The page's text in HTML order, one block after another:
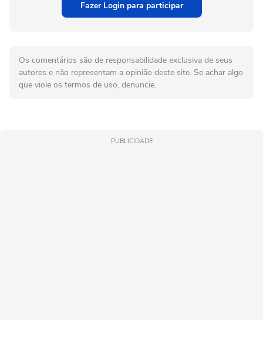
Fazer Login para participar
Os comentários são de responsabilidade exclusiva de seus
autores e não representam a opinião deste site. Se achar algo
que viole os termos de uso, denuncie.
PUBLICIDADE